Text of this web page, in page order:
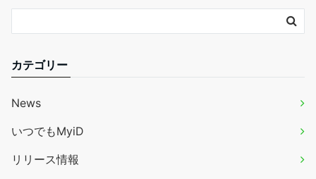
カテゴリー
News
いつでもMyiD
リリース情報